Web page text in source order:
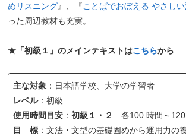
めリスニング』、『ことばでおぼえる やさし
った周辺教材も充実。
★「初級１」のメインテキストはこちらから
主な対象 ：日本語学校、大学の学習者
レベル：初級
使用時間目安 ：初級１・２
…各100 時間～
目 標 ：文法・文型の基礎固めから運用力の